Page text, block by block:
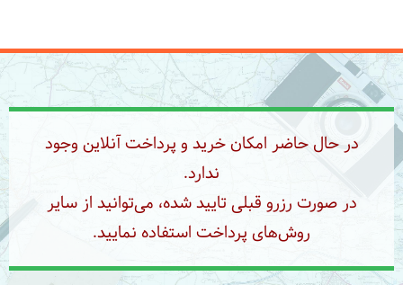
جمعه | 1404/04/20
به طرف فرودگاه مومباسا می‌رویم و به سمت نایروبی
پرواز می‌کنیم. انتظار در سالن ترانزیت فرودگاه نایروبی و
سپس پرواز به سوی دوحه، دوبی یا شارجه با توجه به
ایرلاین خواهیم داشت. طبق برنامه پروازی مدتی در سالن
ترانزیت فرودگاه خواهیم بود.
= پرواز
در حال حاضر امکان خرید و پرداخت آنلاین وجود
ندارد.
در صورت رزرو قبلی تایید شده، می‌توانید از سایر
روش‌های پرداخت استفاده نمایید.